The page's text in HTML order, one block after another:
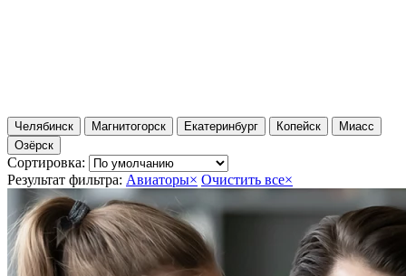
Челябинск Магнитогорск Екатеринбург Копейск
Миасс
Озёрск
Сортировка:
Результат фильтра: Авиаторы× Очистить все×